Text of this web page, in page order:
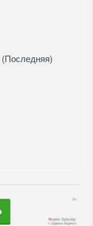
(Последняя)